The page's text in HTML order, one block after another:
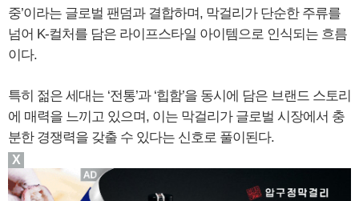
중’이라는 글로벌 팬덤과 결합하며, 막걸리가 단순한 주류를
넘어 K-컬처를 담은 라이프스타일 아이템으로 인식되는 흐름
이다.
특히 젊은 세대는 ‘전통’과 ‘힙함’을 동시에 담은 브랜드 스토리
에 매력을 느끼고 있으며, 이는 막걸리가 글로벌 시장에서 충
분한 경쟁력을 갖출 수 있다는 신호로 풀이된다.
X